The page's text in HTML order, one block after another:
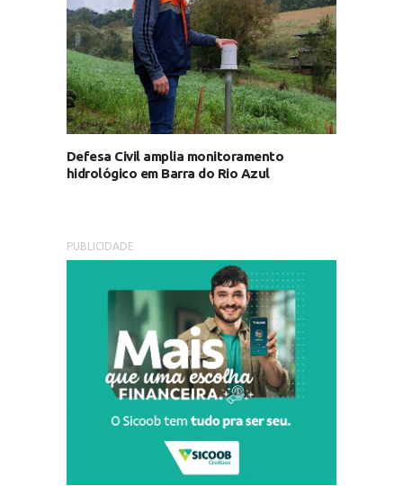
Defesa Civil amplia monitoramento
hidrológico em Barra do Rio Azul
PUBLICIDADE